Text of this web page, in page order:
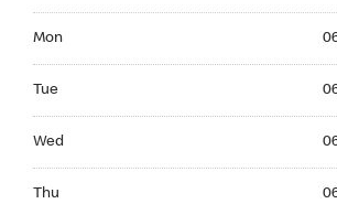
Mon
Tue
Wed
Thu